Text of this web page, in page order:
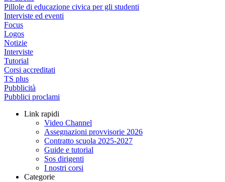
Pillole di educazione civica per gli studenti
Interviste ed eventi
Focus
Logos
Notizie
Interviste
Tutorial
Corsi accreditati
TS plus
Pubblicità
Pubblici proclami
Link rapidi
Video Channel
Assegnazioni provvisorie 2026
Contratto scuola 2025-2027
Guide e tutorial
Sos dirigenti
I nostri corsi
Categorie